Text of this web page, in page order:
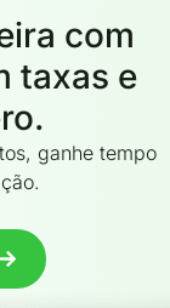
com
taxas e
ganhe tempo